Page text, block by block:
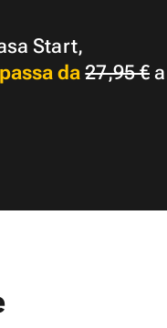
Start,
da 27,95 €a